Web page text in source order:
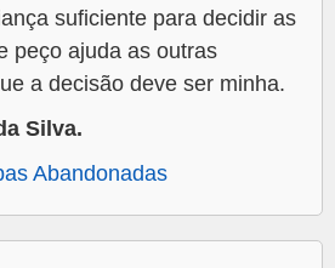
suficiente para decidir as
peço ajuda as outras
a decisão deve ser minha.
Silva.
Abandonadas